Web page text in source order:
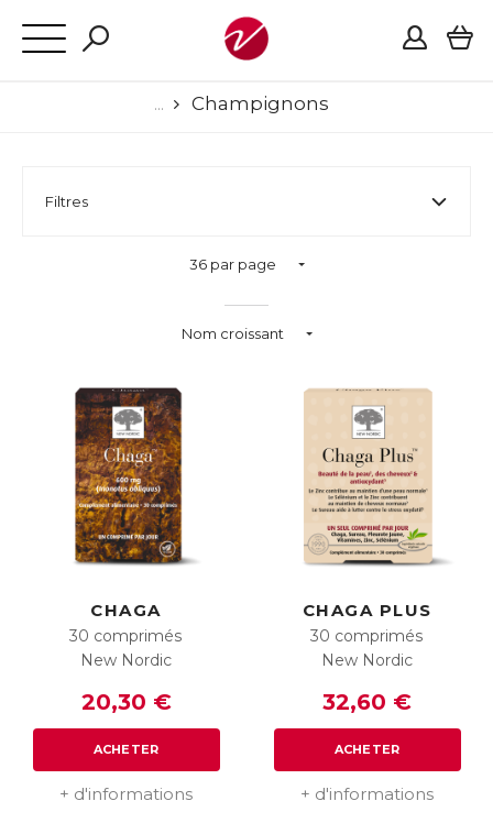
Champignons
Filtres
36 par page
Nom croissant
CHAGA
30 comprimés
New Nordic
20,30 €
ACHETER
+ d'informations
CHAGA PLUS
30 comprimés
New Nordic
32,60 €
ACHETER
+ d'informations